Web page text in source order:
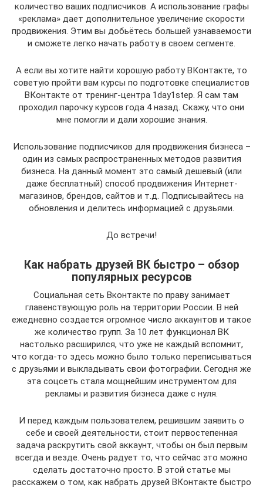
количество ваших подписчиков. А использование графы
«реклама» дает дополнительное увеличение скорости
продвижения. Этим вы добьётесь большей узнаваемости
и сможете легко начать работу в своем сегменте.
А если вы хотите найти хорошую работу ВКонтакте, то
советую пройти вам курсы по подготовке специалистов
ВКонтакте от тренинг-центра 1day1step. Я сам там
проходил парочку курсов года 4 назад. Скажу, что они
мне помогли и дали хорошие знания.
Использование подписчиков для продвижения бизнеса –
один из самых распространенных методов развития
бизнеса. На данный момент это самый дешевый (или
даже бесплатный) способ продвижения Интернет-
магазинов, брендов, сайтов и т.д. Подписывайтесь на
обновления и делитесь информацией с друзьями.
До встречи!
Как набрать друзей ВК быстро – обзор
популярных ресурсов
Социальная сеть Вконтакте по праву занимает
главенствующую роль на территории России. В ней
ежедневно создается огромное число аккаунтов и такое
же количество групп. За 10 лет функционал ВК
настолько расширился, что уже не каждый вспомнит,
что когда-то здесь можно было только переписываться
с друзьями и выкладывать свои фотографии. Сегодня же
эта соцсеть стала мощнейшим инструментом для
рекламы и развития бизнеса даже с нуля.
И перед каждым пользователем, решившим заявить о
себе и своей деятельности, стоит первостепенная
задача раскрутить свой аккаунт, чтобы он был первым
всегда и везде. Очень радует то, что сейчас это можно
сделать достаточно просто. В этой статье мы
расскажем о том, как набрать друзей ВКонтакте быстро